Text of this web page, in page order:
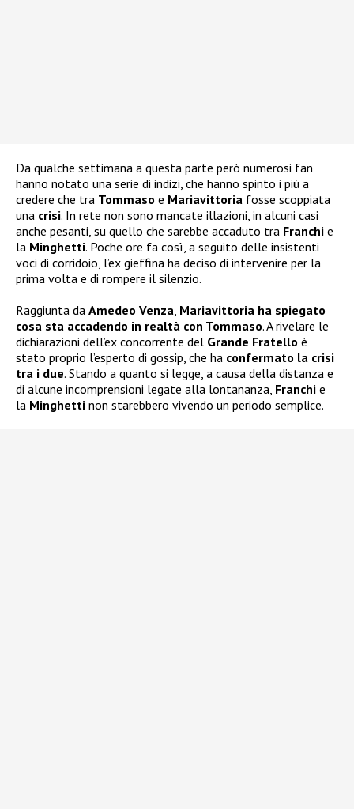
Da qualche settimana a questa parte però numerosi fan
hanno notato una serie di indizi, che hanno spinto i più a
credere che tra Tommaso e Mariavittoria fosse scoppiata
una crisi. In rete non sono mancate illazioni, in alcuni casi
anche pesanti, su quello che sarebbe accaduto tra Franchi e
la Minghetti. Poche ore fa così, a seguito delle insistenti
voci di corridoio, l’ex gieffina ha deciso di intervenire per la
prima volta e di rompere il silenzio.
Raggiunta da Amedeo Venza Mariavittoria ha spiegato
cosa sta accadendo in realtà con Tommaso. A rivelare le
dichiarazioni dell’ex concorrente del Grande Fratello è
stato proprio l’esperto di gossip, che ha confermato la crisi
tra i due. Stando a quanto si legge, a causa della distanza e
di alcune incomprensioni legate alla lontananza, Franchi e
la Minghetti non starebbero vivendo un periodo semplice.